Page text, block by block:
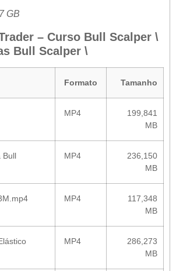
GB
– Curso Bull Scalper \
Bull Scalper \
Formato Tamanho
MP4
199,841
MB
Bull
MP4
236,150
MB
MP4
117,348
MB
MP4
286,273
MB